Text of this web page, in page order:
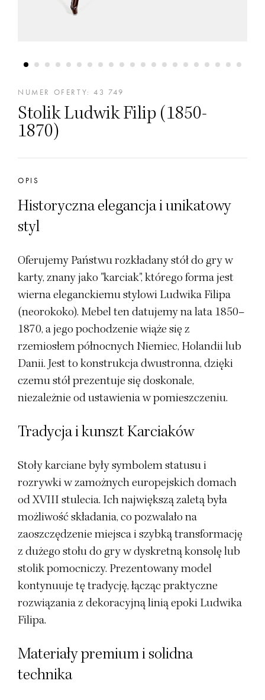
NUMER OFERTY: 43 749
Stolik Ludwik Filip (1850-
1870)
OPIS
Historyczna elegancja i unikatowy
styl
Oferujemy Państwu rozkładany stół do gry w
karty, znany jako "karciak", którego forma jest
wierna eleganckiemu stylowi Ludwika Filipa
(neorokoko). Mebel ten datujemy na lata 1850–
1870, a jego pochodzenie wiąże się z
rzemiosłem północnych Niemiec, Holandii lub
Danii. Jest to konstrukcja dwustronna, dzięki
czemu stół prezentuje się doskonale,
niezależnie od ustawienia w pomieszczeniu.
Tradycja i kunszt Karciaków
Stoły karciane były symbolem statusu i
rozrywki w zamożnych europejskich domach
od XVIII stulecia. Ich największą zaletą była
możliwość składania, co pozwalało na
zaoszczędzenie miejsca i szybką transformację
z dużego stołu do gry w dyskretną konsolę lub
stolik pomocniczy. Prezentowany model
kontynuuje tę tradycję, łącząc praktyczne
rozwiązania z dekoracyjną linią epoki Ludwika
Filipa.
Materiały premium i solidna
technika